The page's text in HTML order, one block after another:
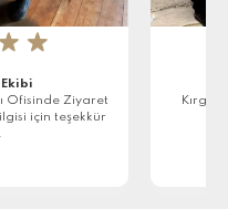
★ ★
Ekibi
Ofisinde Ziyaret
ilgisi için teşekkür